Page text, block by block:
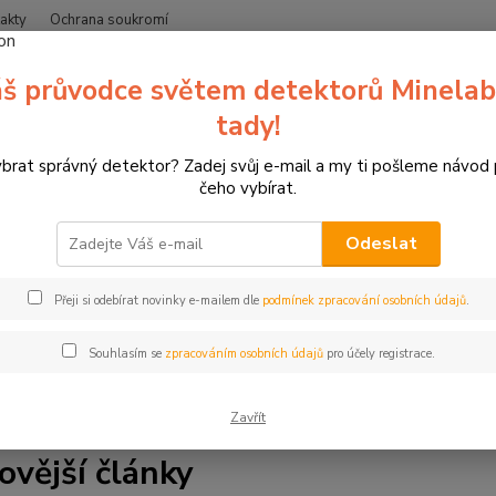
Ochrana soukromí
Hledat
blogu zipsy.cz. Jsme specializovaný prodejce detektorů
vše, co potřebujete vědět. Najdete zde tipy a rady pro
také články o lukostřelbě, 3D terčích a závodech. Ať už jste
články
průvodce světem detektorů
tady!
správný detektor? Zadej svůj e-mail a my ti pošleme návod
čeho vybírat.
Odeslat
Přeji si odebírat novinky e-mailem dle podmínek zpracování osobních údajů.
Souhlasím se zpracováním osobních údajůpro účely registrace.
Zavřít